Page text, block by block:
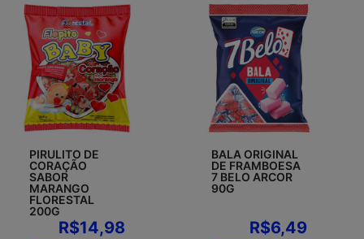
PIRULITO DE
CORAÇÃO
SABOR
MARANGO
FLORESTAL
200G
R$14,98
BALA ORIGINAL
DE FRAMBOESA
7 BELO ARCOR
90G
R$6,49